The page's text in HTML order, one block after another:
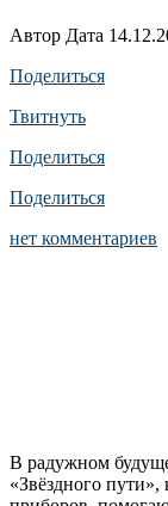
Автор Дата
Поделиться
Твитнуть
Поделиться
Поделиться
нет комментариев
В радужном
«Звёздного